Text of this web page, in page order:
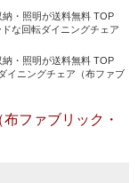
・照明が送料無料 TOP
な回転ダイニングチェア
・照明が送料無料 TOP
イニングチェア（布ファブ
ファブリック・